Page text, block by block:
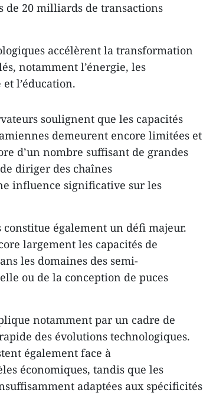
20 milliards de transactions
accélèrent la transformation
notamment l’énergie, les
l’éducation.
soulignent que les capacités
demeurent encore limitées et
d’un nombre suffisant de grandes
diriger des chaînes
influence significative sur les
également un défi majeur.
largement les capacités de
les domaines des semi-
ou de la conception de puces
notamment par un cadre de
des évolutions technologiques.
également face à
économiques, tandis que les
adaptées aux spécificités